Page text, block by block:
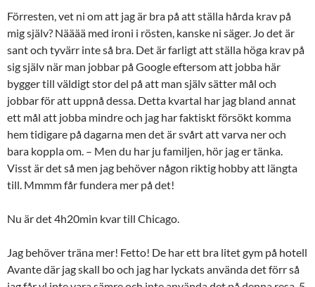
Förresten, vet ni om att jag är bra på att ställa hårda krav på
mig själv? Nääää med ironi i rösten, kanske ni säger. Jo det är
sant och tyvärr inte så bra. Det är farligt att ställa höga krav på
sig själv när man jobbar på Google eftersom att jobba här
bygger till väldigt stor del på att man själv sätter mål och
jobbar för att uppnå dessa. Detta kvartal har jag bland annat
ett mål att jobba mindre och jag har faktiskt försökt komma
hem tidigare på dagarna men det är svårt att varva ner och
bara koppla om. – Men du har ju familjen, hör jag er tänka.
Visst är det så men jag behöver någon riktig hobby att längta
till. Mmmm får fundera mer på det!
Nu är det 4h20min kvar till Chicago.
Jag behöver träna mer! Fetto! De har ett bra litet gym på hotell
Avante där jag skall bo och jag har lyckats använda det förr så